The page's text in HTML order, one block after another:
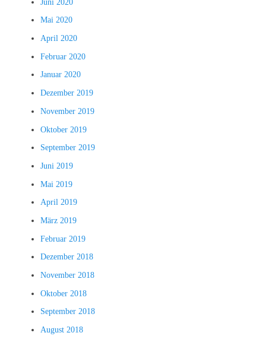
Juni 2020
Mai 2020
April 2020
Februar 2020
Januar 2020
Dezember 2019
November 2019
Oktober 2019
September 2019
Juni 2019
Mai 2019
April 2019
März 2019
Februar 2019
Dezember 2018
November 2018
Oktober 2018
September 2018
August 2018